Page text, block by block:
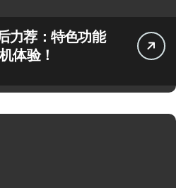
力荐：特色功能
体验！